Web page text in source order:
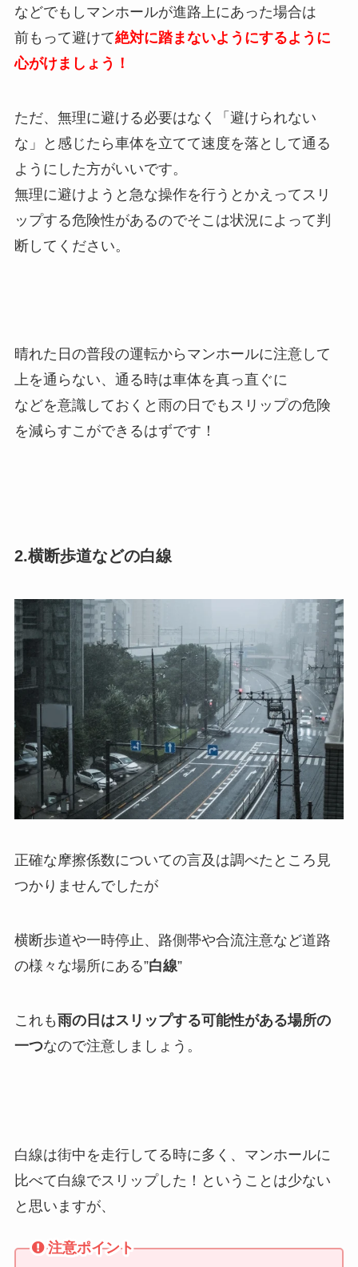
などでもしマンホールが進路上にあった場合は
前もって避けて絶対に踏まないようにするように
心がけましょう！
ただ、無理に避ける必要はなく「避けられない
な」と感じたら車体を立てて速度を落として通る
ようにした方がいいです。
無理に避けようと急な操作を行うとかえってスリ
ップする危険性があるのでそこは状況によって判
断してください。
晴れた日の普段の運転からマンホールに注意して
上を通らない、通る時は車体を真っ直ぐに
などを意識しておくと雨の日でもスリップの危険
を減らすこができるはずです！
2.横断歩道などの白線
正確な摩擦係数についての言及は調べたところ見
つかりませんでしたが
横断歩道や一時停止、路側帯や合流注意など道路
の様々な場所にある”白線”
これも 雨の日はスリップする可能性がある場所の
一つなので注意しましょう。
白線は街中を走行してる時に多く、マンホールに
比べて白線でスリップした！ということは少ない
と思いますが、
注意ポイント